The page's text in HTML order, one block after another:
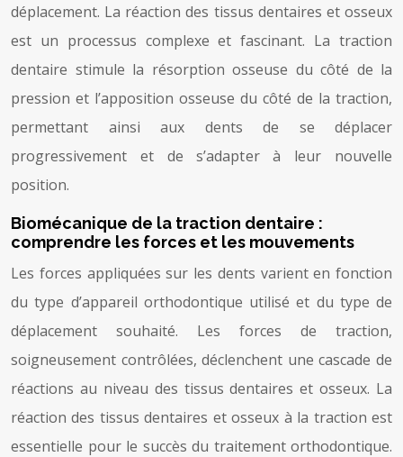
déplacement. La réaction des tissus dentaires et osseux
est un processus complexe et fascinant. La traction
dentaire stimule la résorption osseuse du côté de la
pression et l’apposition osseuse du côté de la traction,
permettant ainsi aux dents de se déplacer
progressivement et de s’adapter à leur nouvelle
position.
Biomécanique de la traction dentaire :
comprendre les forces et les mouvements
Les forces appliquées sur les dents varient en fonction
du type d’appareil orthodontique utilisé et du type de
déplacement souhaité. Les forces de traction,
soigneusement contrôlées, déclenchent une cascade de
réactions au niveau des tissus dentaires et osseux. La
réaction des tissus dentaires et osseux à la traction est
essentielle pour le succès du traitement orthodontique.